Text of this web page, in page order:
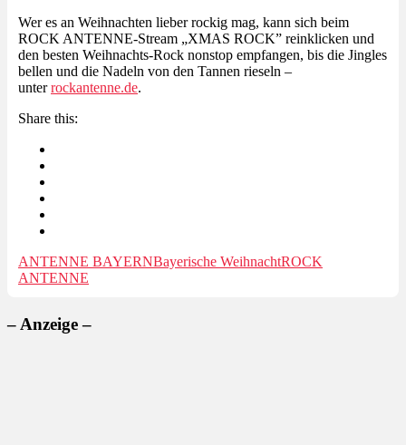
Wer es an Weihnachten lieber rockig mag, kann sich beim
ROCK ANTENNE-Stream „XMAS ROCK” reinklicken und
den besten Weihnachts-Rock nonstop empfangen, bis die Jingles
bellen und die Nadeln von den Tannen rieseln –
unterrockantenne.de.
Share this:
ANTENNE BAYERNBayerische WeihnachtROCK
ANTENNE
– Anzeige –